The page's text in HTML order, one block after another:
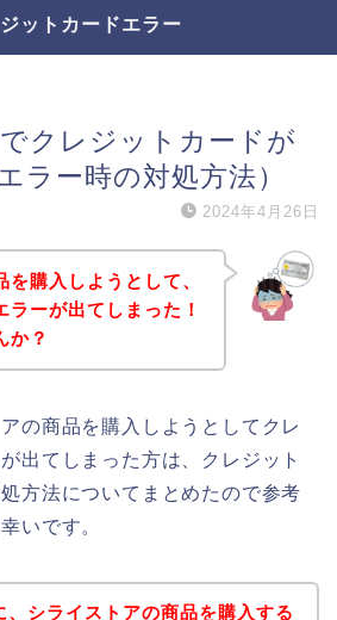
ットカードエラー
クレジットカードが
ラー時の対処方法）
2024年4月26日
購入しようとして、
ラーが出てしまった！
か？
の商品を購入しようとしてクレ
出てしまった方は、クレジット
方法についてまとめたので参考
いです。
、シライストアの商品を購入する